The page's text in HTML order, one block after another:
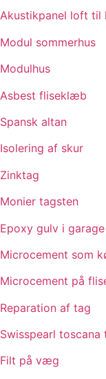
Akustikpanel loft til
Modul sommerhus
Modulhus
Asbest fliseklæb
Spansk altan
Isolering af skur
Zinktag
Monier tagsten
Epoxy gulv i garage
Microcement som
Microcement på
Reparation af tag
Swisspearl toscana
Filt på væg